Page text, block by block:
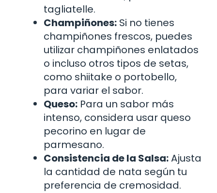
tagliatelle.
Champiñones: Si no tienes
champiñones frescos, puedes
utilizar champiñones enlatados
o incluso otros tipos de setas,
como shiitake o portobello,
para variar el sabor.
Queso: Para un sabor más
intenso, considera usar queso
pecorino en lugar de
parmesano.
Consistencia de la Salsa:Ajusta
la cantidad de nata según tu
preferencia de cremosidad.